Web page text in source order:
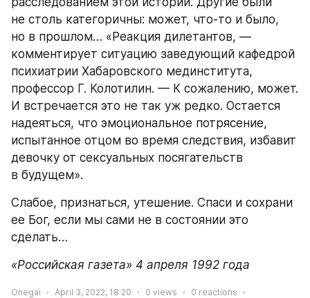
не столь категоричны: может, что-то и было,
но в прошлом… «Реакция дилетантов, —
комментирует ситуацию заведующий кафедрой
психиатрии Хабаровского мединститута,
профессор Г. Колотилин. — К сожалению, может.
И встречается это не так уж редко. Остается
надеяться, что эмоциональное потрясение,
испытанное отцом во время следствия, избавит
девочку от сексуальных посягательств
в будущем».
Слабое, признаться, утешение. Спаси и сохрани
ее Бог, если мы сами не в состоянии это
сделать…
«Российская газета» 4 апреля 1992 года
Onegai April 3, 2022, 18:20 0 views 0 reactions